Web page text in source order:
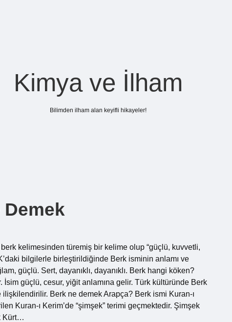
Kimya ve İlham
Bilimden ilham alan keyifli hikayeler!
kelimesinden türemiş bir kelime olup “güçlü, kuvvetli,
bilgilerle birleştirildiğinde Berk isminin anlamı ve
güçlü. Sert, dayanıklı, dayanıklı. Berk hangi köken?
güçlü, cesur, yiğit anlamına gelir. Türk kültüründe Berk
Berk ne demek Arapça? Berk ismi Kuran-ı
Kuran-ı Kerim’de “şimşek” terimi geçmektedir. Şimşek
Kürt…